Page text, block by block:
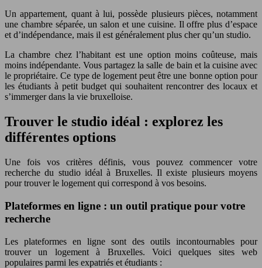
Un appartement, quant à lui, possède plusieurs pièces, notamment
une chambre séparée, un salon et une cuisine. Il offre plus d’espace
et d’indépendance, mais il est généralement plus cher qu’un studio.
La chambre chez l’habitant est une option moins coûteuse, mais
moins indépendante. Vous partagez la salle de bain et la cuisine avec
le propriétaire. Ce type de logement peut être une bonne option pour
les étudiants à petit budget qui souhaitent rencontrer des locaux et
s’immerger dans la vie bruxelloise.
Trouver le studio idéal : explorez les
différentes options
Une fois vos critères définis, vous pouvez commencer votre
recherche du studio idéal à Bruxelles. Il existe plusieurs moyens
pour trouver le logement qui correspond à vos besoins.
Plateformes en ligne : un outil pratique pour votre
recherche
Les plateformes en ligne sont des outils incontournables pour
trouver un logement à Bruxelles. Voici quelques sites web
populaires parmi les expatriés et étudiants :